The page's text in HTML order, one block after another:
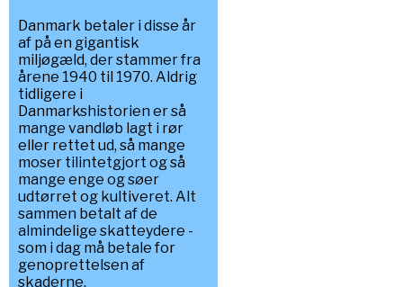
Danmark betaler i disse år
af på en gigantisk
miljøgæld, der stammer fra
årene 1940 til 1970. Aldrig
tidligere i
Danmarkshistorien er så
mange vandløb lagt i rør
eller rettet ud, så mange
moser tilintetgjort og så
mange enge og søer
udtørret og kultiveret. Alt
sammen betalt af de
almindelige skatteydere -
som i dag må betale for
genoprettelsen af
skaderne.